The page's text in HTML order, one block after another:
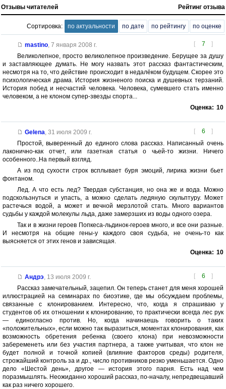
Отзывы читателей Рейтинг отзыва
Сортировка: по актуальности по дате по рейтингу по оценке
[ 7 ]
mastino, 7 января 2008 г.
Великолепное, просто великолепное произведение. Берущее за душу
и заставляющее думать. Не могу назвать этот рассказ фантастическим,
несмотря на то, что действие происходит в недалёком будущем. Скорее это
психологическая драма. История жизненого поиска и душевных терзаний.
История побед и несчастий человека. Человека, сумевшего стать именно
человеком, а не клоном супер-звезды спорта...
Оценка: 10
[ 6 ]
Gelena 31 июля 2009 г.
Простой, выверенный до единого слова рассказ. Написанный очень
лаконично-как отчет, или газетная статья о чьей-то жизни. Ничего
особенного..На первый взгляд.
А из под сухости строк всплывает буря эмоций, лирика жизни бьет
фонтаном.
Лед. А что есть лед? Твердая субстанция, но она же и вода. Можно
подскользнуться и упасть, а можно сделать ледяную скульптуру. Может
растечься водой, а может и вечной мерзлотой стать. Много вариантов
судьбы у каждой молекулы льда, даже замерзших из воды одного озера.
Так и в жизни героев Попкеса-льдинок-героев много, и все они разные.
И несмотря на общие гены-у каждого своя судьба, не очень-то как
выясняется от этих генов и зависящая.
Оценка: 10
[ 6 ]
Андрэ, 13 июля 2009 г.
Рассказ замечательный, зацепил. Он теперь станет для меня хорошей
иллюстрацией на семинарах по биоэтике, где мы обсуждаем проблемы,
связанные с клонированием. Интересно, что, когда я спрашиваю у
студентов об их отношении к клонированию, то практически всегда лес рук
— единогласно против. Но, когда начинаешь говорить о таких
«положительных», если можно так выразиться, моментах клонирования, как
возможность обретения ребенка (своего клона) при невозможности
забеременеть или без участия партнера, а также учитывая, что клон не
будет полной и точной копией (влияние факторов среды) родителя,
строжайший контроль за и др., число противников резко уменьшается. Одно
дело «Шестой день», другое — история этого парня. Есть над чем
поразмышлять. Неожиданно хороший рассказ, по-началу, непредвещавший
как раз ничего хорошего.